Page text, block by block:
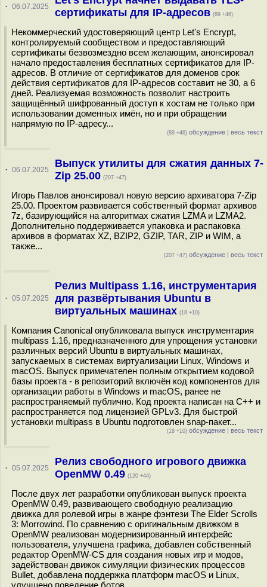
· 06.07.2025
сертификаты для IP-адресов (89 +46)
Некоммерческий удостоверяющий центр Let's Encrypt,
контролируемый сообществом и предоставляющий
сертификаты безвозмездно всем желающим, анонсировал
начало предоставления бесплатных сертификатов для IP-
адресов. В отличие от сертификатов для доменов срок
действия сертификатов для IP-адресов составит не 30, а 6
дней. Реализуемая возможность позволит настроить
защищённый шифрованный доступ к хостам не только при
использовании доменных имён, но и при обращении
напрямую по IP-адресу...
(89 +46) обсуждение | весь текст
· 06.07.2025
Выпуск утилиты для сжатия данных 7-
Zip 25.00 (207 +47)
Игорь Павлов анонсировал новую версию архиватора 7-Zip
25.00. Проектом развивается собственный формат архивов
7z, базирующийся на алгоритмах сжатия LZMA и LZMA2.
Дополнительно поддерживается упаковка и распаковка
архивов в форматах XZ, BZIP2, GZIP, TAR, ZIP и WIM, а
также...
(207 +47) обсуждение | весь текст
· 05.07.2025
Релиз Multipass 1.16, инструментария
для развёртывания Ubuntu в
виртуальных машинах (18 +10)
Компания Canonical опубликовала выпуск инструментария
multipass 1.16, предназначенного для упрощения установки
различных версий Ubuntu в виртуальных машинах,
запускаемых в системах виртуализации Linux, Windows и
macOS. Выпуск примечателен полным открытием кодовой
базы проекта - в репозиторий включён код компонентов для
организации работы в Windows и macOS, ранее не
распространяемый публично. Код проекта написан на C++ и
распространяется под лицензией GPLv3. Для быстрой
установки multipass в Ubuntu подготовлен snap-пакет...
(18 +10) обсуждение | весь текст
· 05.07.2025
Релиз свободного игрового движка
OpenMW 0.49 (120 +44)
После двух лет разработки опубликован выпуск проекта
OpenMW 0.49, развивающего свободную реализацию
движка для ролевой игры в жанре фэнтези The Elder Scrolls
3: Morrowind. По сравнению с оригинальным движком в
OpenMW реализован модернизированный интерфейс
пользователя, улучшена графика, добавлен собственный
редактор OpenMW-CS для создания новых игр и модов,
задействован движок симуляции физических процессов
Bullet, добавлена поддержка платформ macOS и Linux,
улучшено поведение ботов...